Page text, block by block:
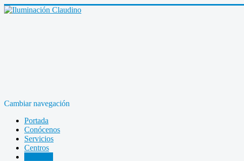
Cambiar navegación
Portada
Conócenos
Servicios
Centros